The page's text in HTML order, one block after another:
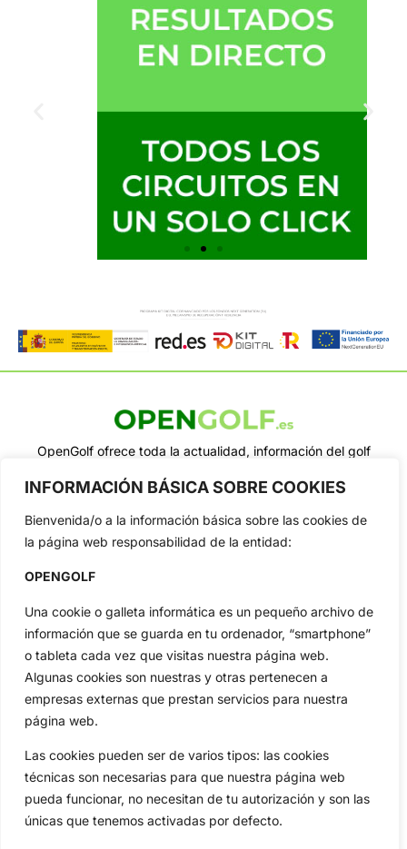
INFORMACIÓN BÁSICA SOBRE COOKIES
Bienvenida/o a la información básica sobre las cookies de
la página web responsabilidad de la entidad:
OPENGOLF
Una cookie o galleta informática es un pequeño archivo de
información que se guarda en tu ordenador, “smartphone”
o tableta cada vez que visitas nuestra página web.
Algunas cookies son nuestras y otras pertenecen a
empresas externas que prestan servicios para nuestra
página web.
Las cookies pueden ser de varios tipos: las cookies
técnicas son necesarias para que nuestra página web
pueda funcionar, no necesitan de tu autorización y son las
únicas que tenemos activadas por defecto.
OpenGolf ofrece toda la actualidad, información del golf
Jon Rahm, LIV Golf, PGA Tour, Ryder Cup, DP World Tour, LPGA
Categorias
Inicio
Actualidad
Amateurs
Circuitos
Especiales
Vídeos
De Interés
Compañía
Aviso Legal
Política de Privacidad
Política de Cookies
Publicidad
Newsletters